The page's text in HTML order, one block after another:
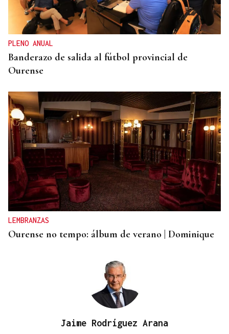
El Gobierno alerta a las CCAA que si se niegan a
acoger menores de Ceuta "entonces tendrá que
actuar de oficio Fiscalía"
PLENO ANUAL
Banderazo de salida al fútbol provincial de
Ourense
LEMBRANZAS
Ourense no tempo: álbum de verano | Dominique
Jaime Rodríguez Arana